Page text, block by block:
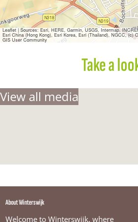
s
W
i
n
t
s
Leaflet|Sources: Esri, HERE, Garmin, USGS, Intermap,
Esri China (Hong Kong), Esri Korea, Esri (Thailand), NGCC, (c)
GIS User Community
Take a
View all media
About Winterswijk
Welcome to Winterswijk, where